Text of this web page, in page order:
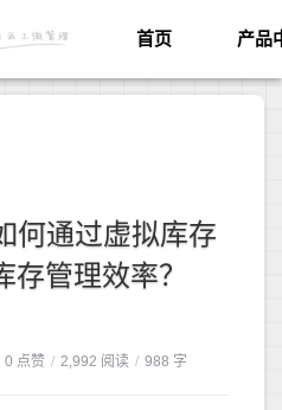
首页 产品
何通过虚拟库存
管理效率？
0 点赞 / 2,992 阅读 / 988 字